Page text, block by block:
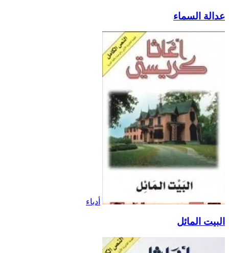
عدالة السماء
أدباء
البيت المائل